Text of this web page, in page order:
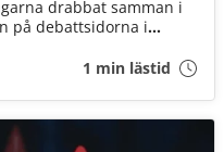
drabbat samman i
på debattsidorna i
för den svenska
1 min lästid